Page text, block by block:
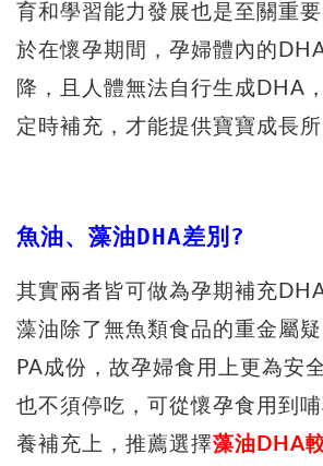
育和學習能力發展也是至關重
於在懷孕期間，孕婦體內的
降，且人體無法自行生成DHA
定時補充，才能提供寶寶成長所
魚油、藻油DHA差別?
其實兩者皆可做為孕期補充
藻油除了無魚類食品的重金屬
PA成份，故孕婦食用上更為安
也不須停吃，可從懷孕食用到
養補充上，推薦選擇藻油DHA